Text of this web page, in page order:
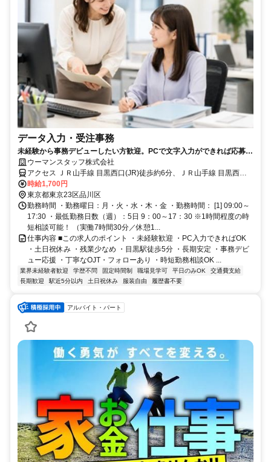
データ入力・受注事務
未経験から事務デビューしたい方歓迎。PCで文字入力ができれば応募
OK。データ入力・受注入力・請求書作成などをお任せします。目黒駅徒
歩5分、土日祝休み、時給1700円、残業月10時間以内の人気オフィスワ
ークです。
ウーマンスタッフ株式会社
アクセス ＪＲ山手線 目黒西口(JR)徒歩約6分、ＪＲ山手線 目黒西口
(JR)徒歩約6分、ＪＲ山手線 目黒西口(JR)徒歩約6分 ＊各線 目黒駅 徒
歩5分
時給1,700円
東京都東京23区品川区
勤務時間 ・勤務曜日：月・火・水・木・金 ・勤務時間： [1] 09:00～
17:30 ・最低勤務日数（週）：5日 9：00～17：30 ※1時間程度の時
短相談可能！ （実働7時間30分／休憩1...
仕事内容 ■この求人のポイント ・未経験歓迎 ・PC入力できればOK
・土日祝休み ・残業少なめ ・目黒駅徒歩5分 ・長期安定 ・事務デビ
ュー応援 ・丁寧なOJT・フォローあり ・時短勤務相談OK ...
業界未経験者歓迎 学歴不問 固定時間制 職場見学可 平日のみOK
交通費支給
長期歓迎
駅近5分以内 土日祝休み 服装自由 履歴書不要
アルバイト・パート